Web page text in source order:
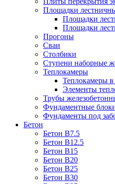
Площадки
Площадки
Площадки
Прогоны
Сваи
Столбики
Ступени наборные
Теплокамеры
Теплокамеры в
Элементы
Трубы
Фундаментные
Фундаменты под
Бетон
Бетон B7.5
Бетон B12.5
Бетон B15
Бетон B20
Бетон B25
Бетон B30